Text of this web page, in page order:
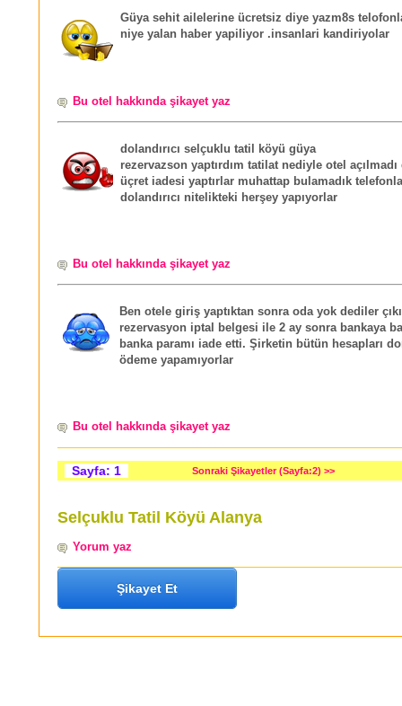
Güya sehit ailelerine ücretsiz diye yazm8s
niye yalan haber yapiliyor .insanlari kandiriyolar
Bu otel hakkında şikayet yaz
dolandırıcı selçuklu tatil köyü güya
rezervazson yaptırdım tatilat nediyle otel
üçret iadesi yaptırlar muhattap bulamadık
dolandırıcı nitelikteki herşey yapıyorlar
Bu otel hakkında şikayet yaz
Ben otele giriş yaptıktan sonra oda yok dediler
rezervasyon iptal belgesi ile 2 ay sonra bankaya
banka paramı iade etti. Şirketin bütün hesapları
ödeme yapamıyorlar
Bu otel hakkında şikayet yaz
Sayfa: 1 Sonraki Şikayetler (Sayfa:2) >>
Selçuklu Tatil Köyü Alanya
Yorum yaz
Şikayet Et